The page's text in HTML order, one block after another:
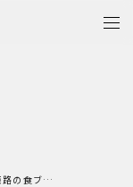
の食ブラ